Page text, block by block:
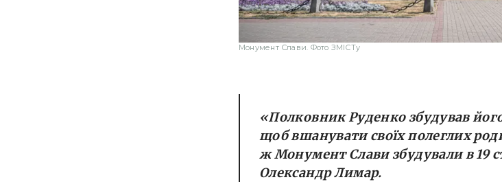
Монумент Слави. Фото ЗМІСТу
«Полковник Руденко збудував
щоб вшанувати своїх полеглих
ж Монумент Слави збудували в 19
Олександр Лимар.